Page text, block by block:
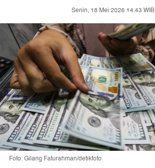
Senin, 18 Mei 2026 14:43 WIB
Foto: Gilang Faturahman/detikfoto